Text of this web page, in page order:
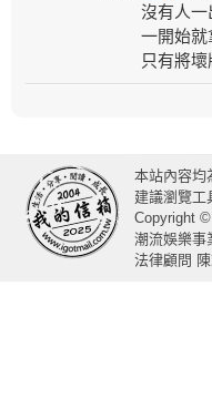
沒有人一
一開始就
只有將
本站內容均
建議瀏覽工
Copyright
潮流娛樂事
法律顧問